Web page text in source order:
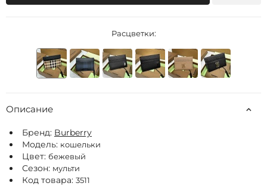
Расцветки:
Описание
Бренд: Burberry
Модель: кошельки
Цвет: бежевый
Сезон: мульти
Код товара: 3511